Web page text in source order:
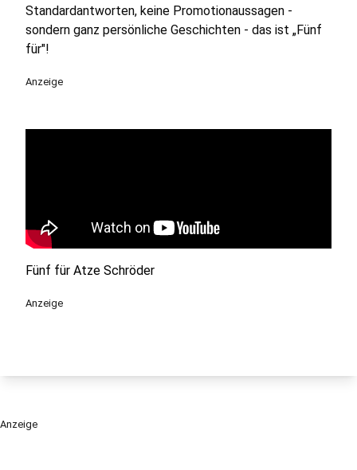
Standardantworten, keine Promotionaussagen -
sondern ganz persönliche Geschichten - das ist „Fünf
für"!
Anzeige
Fünf für Atze Schröder
Anzeige
Anzeige